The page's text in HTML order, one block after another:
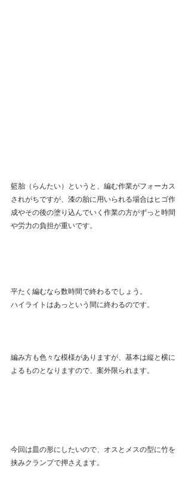
籃胎（らんたい）というと、編む作業がフォーカス
されがちですが、漆の胎に用いられる場合はヒゴ作
成やその後の塗り込んでいく作業の方がずっと時間
や労力の負担が重いです。
平たく編むなら数時間で終わるでしょう。
ハイライトはあっという間に終わるのです。
編み方も色々な模様がありますが、基本は縦と横に
よるものとなりますので、案外限られます。
今回は皿の形にしたいので、オスとメスの型に竹を
挟みクランプで押さえます。